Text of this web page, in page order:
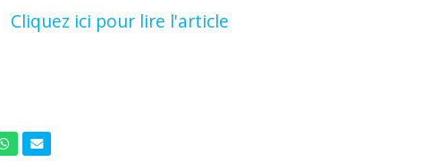
Cliquez ici pour lire l'article
WhatsappCourriel